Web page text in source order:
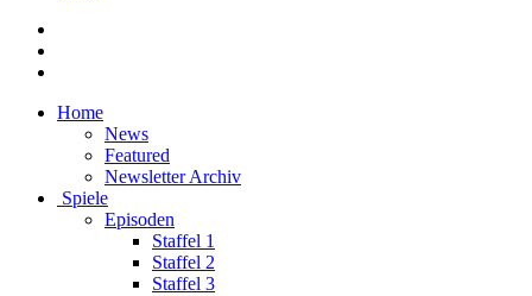
Home
News
Featured
Newsletter Archiv
Spiele
Episoden
Staffel 1
Staffel 2
Staffel 3